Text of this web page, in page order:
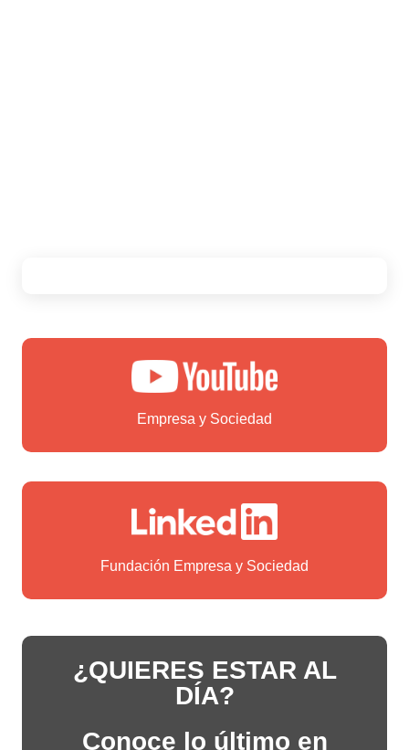
Empresa y Sociedad
Fundación Empresa y Sociedad
¿QUIERES ESTAR AL
DÍA?
Conoce lo último en